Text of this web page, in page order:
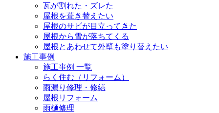
瓦が割れた・ズレた
屋根を葺き替えたい
屋根のサビが目立ってきた
屋根から雪が落ちてくる
屋根とあわせて外壁も塗り替えたい
施工事例
施工事例 一覧
らく住む（リフォーム）
雨漏り修理・修繕
屋根リフォーム
雨樋修理